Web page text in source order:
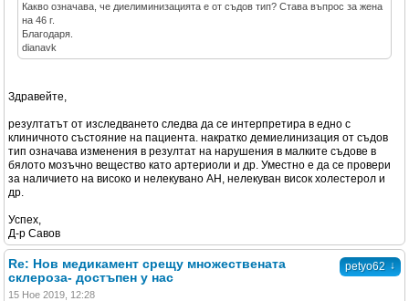
Какво означава, че диелиминизацията е от съдов тип? Става въпрос за жена
на 46 г.
Благодаря.
dianavk
Здравейте,
резултатът от изследването следва да се интерпретира в едно с
клиничното състояние на пациента. накратко демиелинизация от съдов
тип означава изменения в резултат на нарушения в малките съдове в
бялото мозъчно вещество като артериоли и др. Уместно е да се провери
за наличието на високо и нелекувано АН, нелекуван висок холестерол и
др.
Успех,
Д-р Савов
petyo62 ↓
Re: Нов медикамент срещу множествената
склероза- достъпен у нас
15 Ное 2019, 12:28